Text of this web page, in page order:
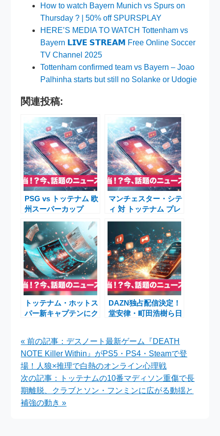
How to watch Bayern Munich vs Spurs on
Thursday ? | 50% off SPURSPLAY
HERE’S MEDIA TO WATCH Tottenham vs
Bayern 𝗟𝗜𝗩𝗘 𝗦𝗧𝗥𝗘𝗔𝗠 Free Online Soccer
TV Channel 2025
Tottenham confirmed team vs Bayern – Joao
Palhinha starts but still no Solanke or Udogie
関連投稿:
PSG vs トッテナム 欧
州スーパーカップ
マンチェスター・シテ
ィ 対 トッテナム プレ
レポート
トッテナム・ホットス
パー新キャプテンにク
ズの現在地
DAZN独占配信決定！
堂安律・町田浩樹ら日
幕ニュース
« 前の記事：デスノート最新ゲーム『DEATH
NOTE Killer Within』がPS5・PS4・Steamで登
場！人狼×推理で白熱のオンライン心理戦
次の記事：トッテナムの10番マディソン重傷で長
期離脱、クラブとソン・フンミンに広がる動揺と
補強の動き »